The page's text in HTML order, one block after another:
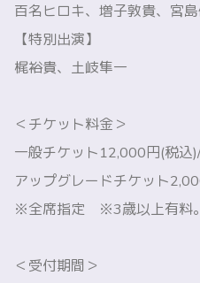
百名ヒロキ、増子敦貴、宮
【特別出演】
梶裕貴、土岐隼一
＜チケット料金＞
一般チケット12,000円(税込
アップグレードチケット
※全席指定 ※3歳以上有料。
＜受付期間＞